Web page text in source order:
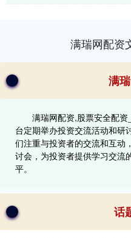
满瑞网配资
满
满瑞网配资,股票安全配
台定期举办投资交流活动和研
们注重与投资者的交流和互动
讨会，为投资者提供学习交流
平。
话